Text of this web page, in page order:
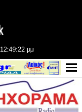
12:49:23 μμ